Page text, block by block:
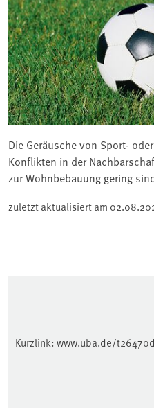
Die Geräusche von Sport-
Konflikten in der
zur Wohnbebauung gering
zuletzt aktualisiert am
Kurzlink: www.uba.de/